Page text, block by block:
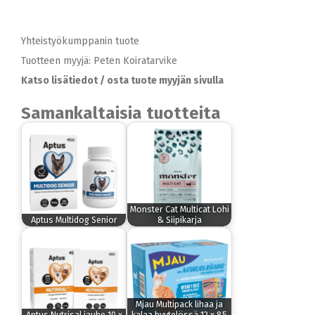
Yhteistyökumppanin tuote
Tuotteen myyjä: Peten Koiratarvike
Katso lisätiedot / osta tuote myyjän sivulla
Samankaltaisia tuotteita
Aptus Multidog Senior
Monster Cat Multicat Lohi
& Siipikarja
Mjau Multipack lihaa ja